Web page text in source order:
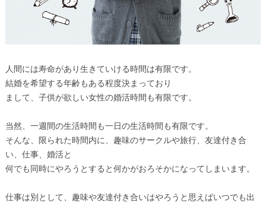
人間には寿命があり生きていける時間は有限です。
結婚を希望する年齢もある程度決まっており
まして、子供が欲しい女性の婚活時間も有限です。
当然、一週間の生活時間も一日の生活時間も有限です。
そんな、限られた時間内に、趣味のサークルや旅行、友達付き合
い、仕事、婚活と
何でも同時にやろうとすると何かがおろそかになってしまいます。
仕事は別として、趣味や友達付き合いはやろうと思えばいつでも出